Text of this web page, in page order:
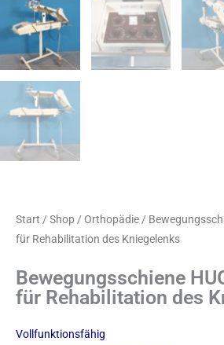
Start / Shop / Orthopädie /
für Rehabilitation des Kniegelenks
Bewegungsschiene
für Rehabilitation des
Vollfunktionsfähig